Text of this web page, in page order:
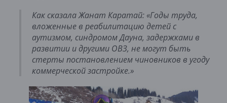
Как сказала Жанат Каратай: «Годы труда,
вложенные в реабилитацию детей с
аутизмом, синдромом Дауна, задержками в
развитии и другими ОВЗ, не могут быть
стерты постановлением чиновников в угоду
коммерческой застройке.»